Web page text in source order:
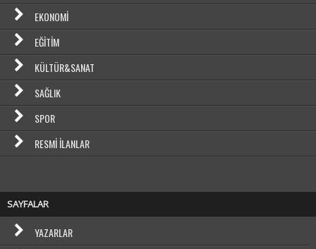
EKONOMI
EĞITIM
KÜLTÜR&SANAT
SAĞLIK
SPOR
RESMI İLANLAR
SAYFALAR
YAZARLAR